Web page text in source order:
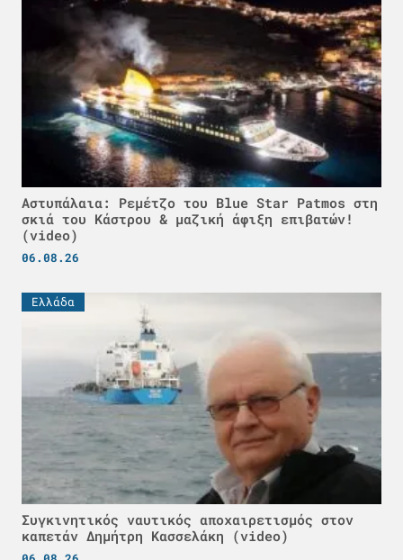
Αστυπάλαια: Ρεμέτζο του Blue Star Patmos στη
σκιά του Κάστρου & μαζική άφιξη επιβατών!
(video)
06.08.26
Ελλάδα
Συγκινητικός ναυτικός αποχαιρετισμός στον
καπετάν Δημήτρη Κασσελάκη (video)